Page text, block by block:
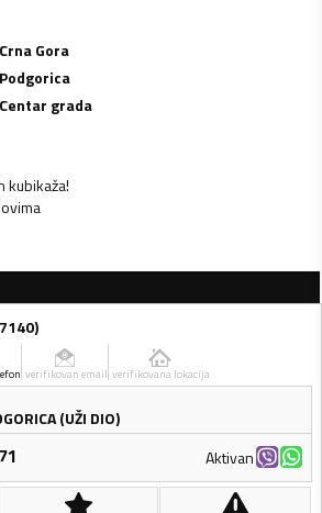
Crna Gora
Podgorica
Centar grada
kubikaža!
)
verifikovan email verifikovana lokacija
(UŽI DIO)
Aktivan